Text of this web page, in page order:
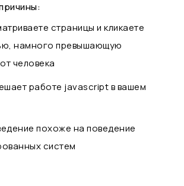
страницы и кликаете
намного превышающую
человека
работе javascript в вашем
похоже на поведение
систем